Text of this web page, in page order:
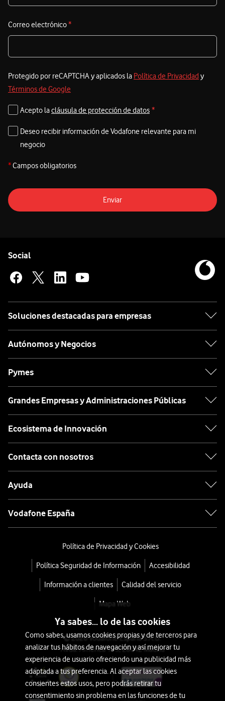
Correo electrónico*
Protegido por reCAPTCHA y aplicados la Política de Privacidad y
Términos de Google
Acepto lacláusula de protección de datos *
Deseo recibir información de Vodafone relevante para mi
negocio
*Campos obligatorios
Enviar
Social
Soluciones destacadas para empresas
Autónomos y Negocios
Pymes
Grandes Empresas y Administraciones Públicas
Ecosistema de Innovación
Contacta con nosotros
Ayuda
Vodafone España
Política de Privacidad y Cookies
Política Seguridad de Información Accesibilidad
Información a clientes Calidad del servicio
Mapa Web
© 2026 Vodafone España S.A.U.
Avda. América 115, 28042 Madrid
Ya sabes... lo de las cookies
Como sabes, usamos cookies propias y de terceros para
analizar tus hábitos de navegación y así mejorar tu
experiencia de usuario ofreciendo una publicidad más
adaptada a tus preferencia. Al aceptar las cookies
consientes estos usos, pero podrás retirar tu
consentimiento sin problema en las funciones de tu